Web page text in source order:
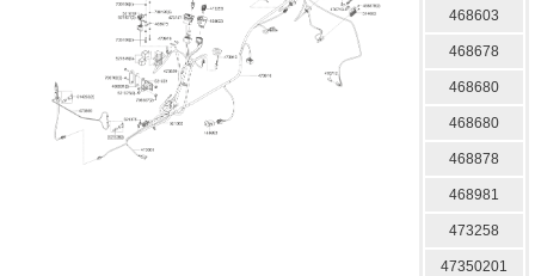
468603
468678
468680
468680
468878
468981
473258
47350201